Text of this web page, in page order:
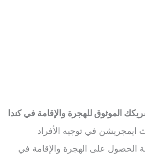
الموثوق للهجرة والإقامة في كندا
في توجيه الأفراد
الحصول على الهجرة والإقامة في